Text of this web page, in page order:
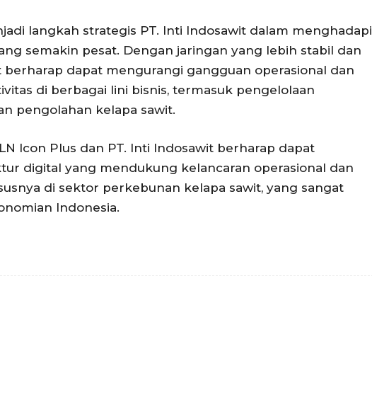
langkah strategis PT. Inti Indosawit dalam menghadapi
semakin pesat. Dengan jaringan yang lebih stabil dan
berharap dapat mengurangi gangguan operasional dan
di berbagai lini bisnis, termasuk pengelolaan
pengolahan kelapa sawit.
Icon Plus dan PT. Inti Indosawit berharap dapat
digital yang mendukung kelancaran operasional dan
di sektor perkebunan kelapa sawit, yang sangat
Indonesia.